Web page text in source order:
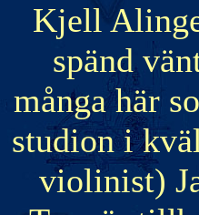
Kjell
spänd
många här
studion i
violinist)